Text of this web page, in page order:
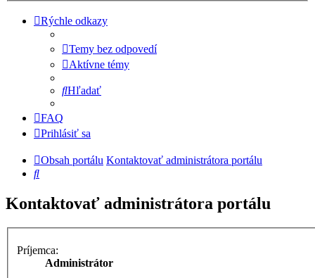
Rýchle odkazy
Temy bez odpovedí
Aktívne témy
Hľadať
FAQ
Prihlásiť sa
Obsah portálu Kontaktovať administrátora portálu
Hľadať
Kontaktovať administrátora portálu
Príjemca:
Administrátor